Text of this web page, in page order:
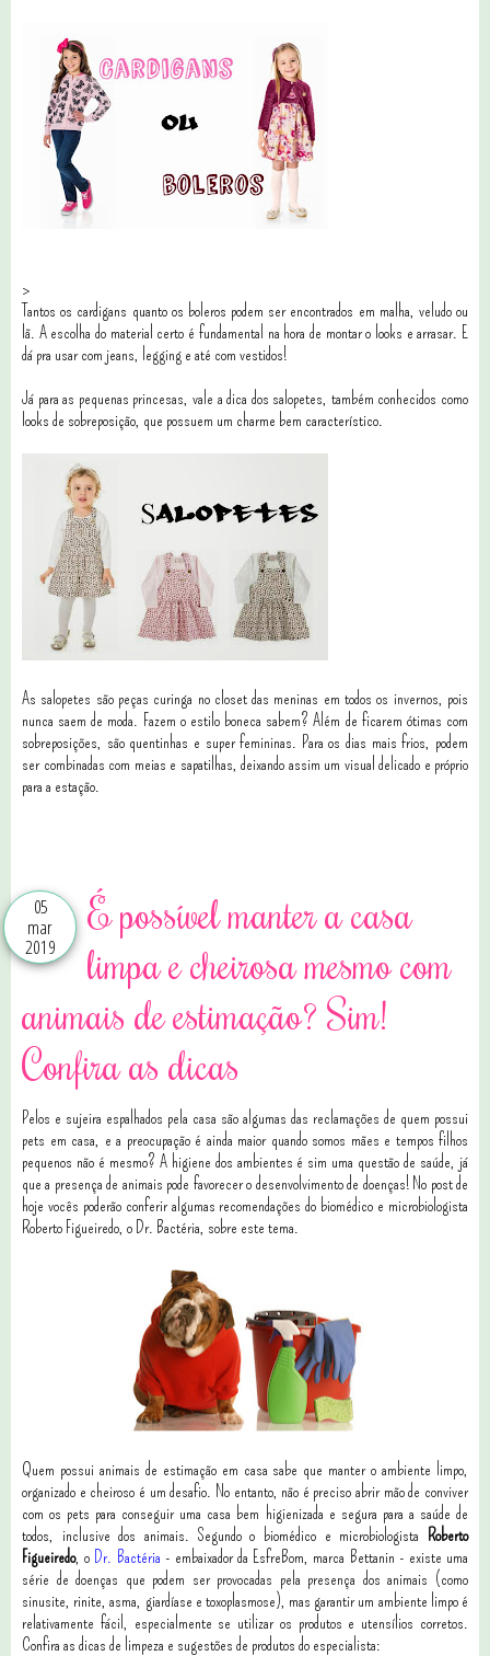
>
Tantos os cardigans quanto os boleros podem ser encontrados em malha, veludo ou
lã. A escolha do material certo é fundamental na hora de montar o looks e arrasar. E
dá pra usar com jeans, legging e até com vestidos!
Já para as pequenas princesas, vale a dica dos salopetes, também conhecidos como
looks de sobreposição, que possuem um charme bem característico.
As salopetes são peças curinga no closet das meninas em todos os invernos, pois
nunca saem de moda. Fazem o estilo boneca sabem? Além de ficarem ótimas com
sobreposições, são quentinhas e super femininas. Para os dias mais frios, podem
ser combinadas com meias e sapatilhas, deixando assim um visual delicado e próprio
para a estação.
05
mar
2019
É possível manter a casa
limpa e cheirosa mesmo com
animais de estimação? Sim!
Confira as dicas
Pelos e sujeira espalhados pela casa são algumas das reclamações de quem possui
pets em casa, e a preocupação é ainda maior quando somos mães e tempos filhos
pequenos não é mesmo? A higiene dos ambientes é sim uma questão de saúde, já
que a presença de animais pode favorecer o desenvolvimento de doenças! No post de
hoje vocês poderão conferir algumas recomendações do biomédico e microbiologista
Roberto Figueiredo, o Dr. Bactéria, sobre este tema.
Quem possui animais de estimação em casa sabe que manter o ambiente limpo,
organizado e cheiroso é um desafio. No entanto, não é preciso abrir mão de conviver
com os pets para conseguir uma casa bem higienizada e segura para a saúde de
todos, inclusive dos animais. Segundo o biomédico e microbiologista Roberto
Figueiredo, o Dr. Bactéria - embaixador da EsfreBom, marca Bettanin - existe uma
série de doenças que podem ser provocadas pela presença dos animais (como
sinusite, rinite, asma, giardíase e toxoplasmose), mas garantir um ambiente limpo é
relativamente fácil, especialmente se utilizar os produtos e utensílios corretos.
Confira as dicas de limpeza e sugestões de produtos do especialista: